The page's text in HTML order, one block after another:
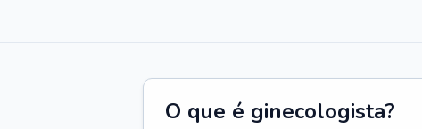
O que é ginecologista?